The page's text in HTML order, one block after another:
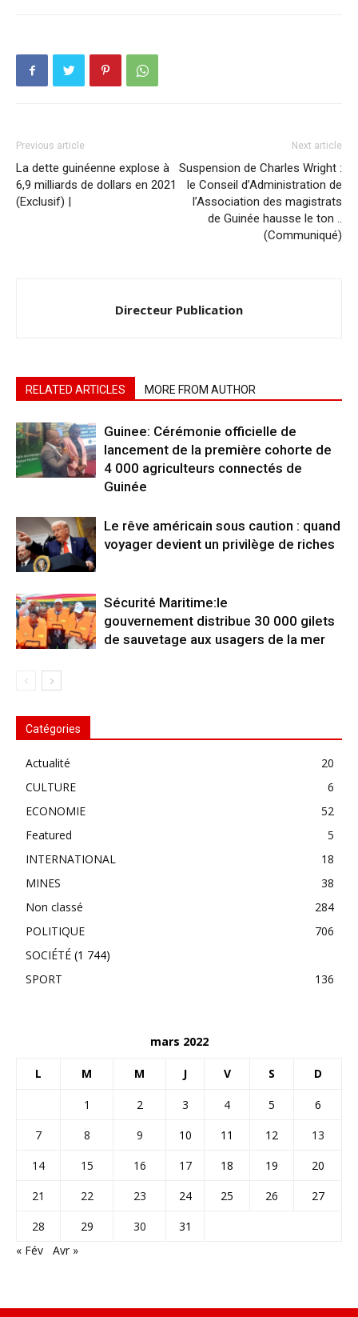
Previous article
La dette guinéenne explose à
6,9 milliards de dollars en 2021
(Exclusif) |
Next article
Suspension de Charles Wright :
le Conseil d’Administration de
l’Association des magistrats
de Guinée hausse le ton ..
(Communiqué)
Directeur Publication
RELATED ARTICLES MORE FROM AUTHOR
Guinee: Cérémonie officielle de
lancement de la première cohorte de
4 000 agriculteurs connectés de
Guinée
Le rêve américain sous caution : quand
voyager devient un privilège de riches
Sécurité Maritime:le
gouvernement distribue 30 000 gilets
de sauvetage aux usagers de la mer
Catégories
Actualité
20
CULTURE
6
ECONOMIE
52
Featured
5
INTERNATIONAL
18
MINES
38
Non classé
284
POLITIQUE
706
SOCIÉTÉ (1 744)
SPORT
136
mars 2022
L M M J V S D
1 2 3 4 5
6
7
8 9 10 11 12
13
14
15 16 17 18 19
20
21
22 23 24 25 26
27
28
29 30
31
« Fév
Avr »